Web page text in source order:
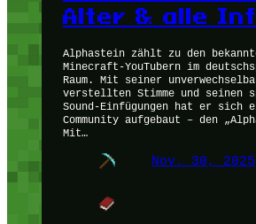
Alter & alle
Alphastein zählt zu den
Minecraft-YouTubern im
Raum. Mit seiner
verstellten Stimme und seinen
Sound-Einfügungen hat er sich
Community aufgebaut – den
Mit…
Nov. 30, 2025